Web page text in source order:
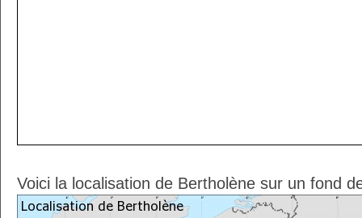
Voici la localisation de Bertholène sur un fond